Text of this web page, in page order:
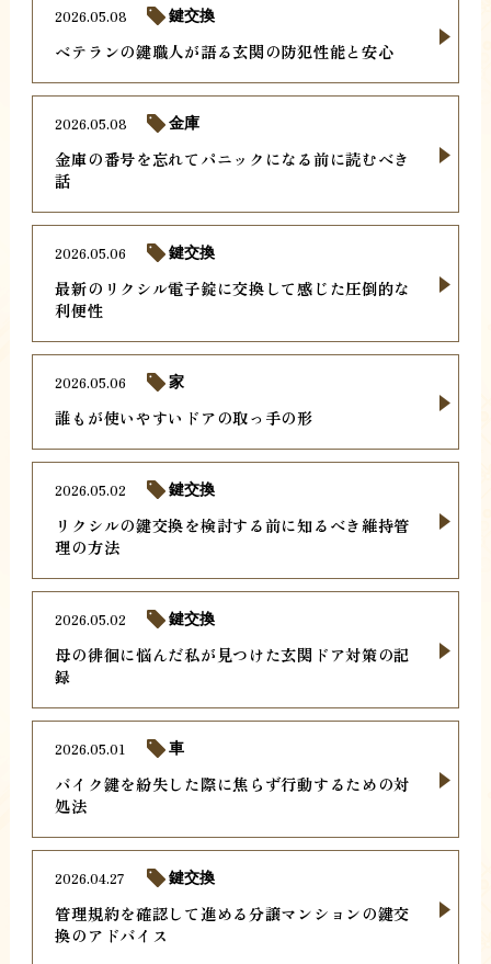
ベテランの鍵職人が語る玄関の防犯性能と安心
2026.05.08 鍵交換
金庫の番号を忘れてパニックになる前に読むべき
話
2026.05.08 金庫
最新のリクシル電子錠に交換して感じた圧倒的な
利便性
2026.05.06 鍵交換
誰もが使いやすいドアの取っ手の形
2026.05.06 家
リクシルの鍵交換を検討する前に知るべき維持管
理の方法
2026.05.02 鍵交換
母の徘徊に悩んだ私が見つけた玄関ドア対策の記
録
2026.05.02 鍵交換
バイク鍵を紛失した際に焦らず行動するための対
処法
2026.05.01 車
管理規約を確認して進める分譲マンションの鍵交
換のアドバイス
2026.04.27 鍵交換